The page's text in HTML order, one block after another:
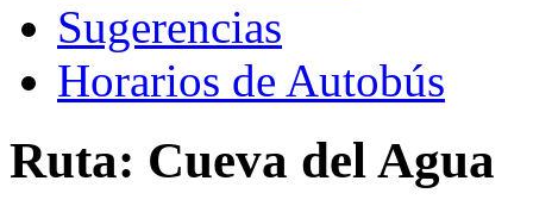
Sugerencias
Horarios de Autobús
Ruta: Cueva del Agua